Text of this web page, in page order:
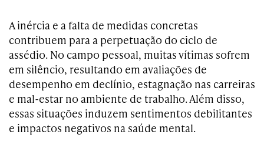
A inércia e a falta de medidas concretas
contribuem para a perpetuação do ciclo de
assédio. No campo pessoal, muitas vítimas sofrem
em silêncio, resultando em avaliações de
desempenho em declínio, estagnação nas carreiras
e mal-estar no ambiente de trabalho. Além disso,
essas situações induzem sentimentos debilitantes
e impactos negativos na saúde mental.